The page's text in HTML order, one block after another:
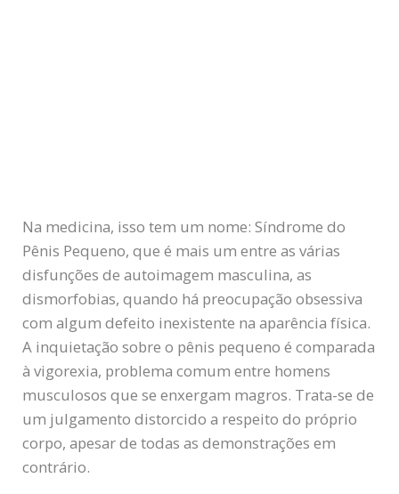
Na medicina, isso tem um nome: Síndrome do
Pênis Pequeno, que é mais um entre as várias
disfunções de autoimagem masculina, as
dismorfobias, quando há preocupação obsessiva
com algum defeito inexistente na aparência física.
A inquietação sobre o pênis pequeno é comparada
à vigorexia, problema comum entre homens
musculosos que se enxergam magros. Trata-se de
um julgamento distorcido a respeito do próprio
corpo, apesar de todas as demonstrações em
contrário.